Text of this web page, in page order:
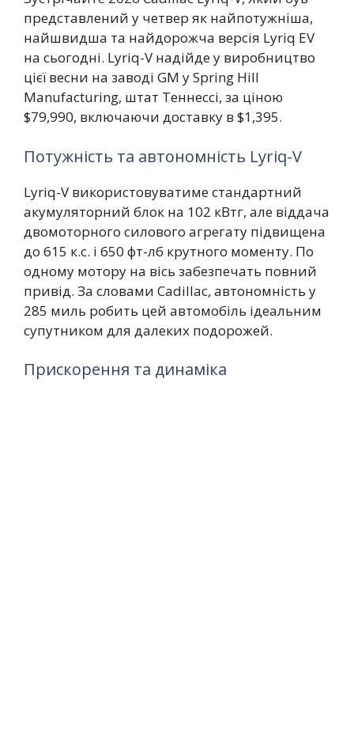
представлений у четвер як найпотужніша,
найшвидша та найдорожча версія Lyriq EV
на сьогодні. Lyriq-V надійде у виробництво
цієї весни на заводі GM у Spring Hill
Manufacturing, штат Теннессі, за ціною
$79,990, включаючи доставку в $1,395.
Потужність та автономність Lyriq-V
Lyriq-V використовуватиме стандартний
акумуляторний блок на 102 кВтг, але віддача
двомоторного силового агрегату підвищена
до 615 к.с. і 650 фт-лб крутного моменту. По
одному мотору на вісь забезпечать повний
привід. За словами Cadillac, автономність у
285 миль робить цей автомобіль ідеальним
супутником для далеких подорожей.
Прискорення та динаміка